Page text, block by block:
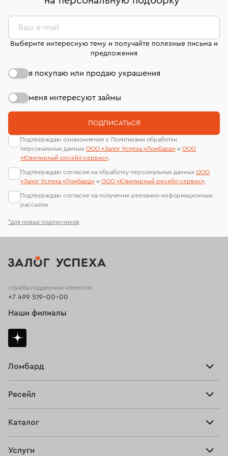
Система быстрых платежей (по QR-коду)
В кредит от Т-Банка (до 50 000 руб., на 3–6 мес.)
сертификаты МГУ и других геммологических
лабораторий
*для новых подписчиков
Ваш e-mail
Выберите интересную тему и получайте полезные письма и
предложения
я покупаю или продаю украшения
меня интересуют займы
ПОДПИСАТЬСЯ
Подтверждаю ознакомление с Политиками обработки
персональных данных ООО «Залог Успеха «Ломбард» и ООО
«Ювелирный ресейл-сервиc».
Подтверждаю согласия на обработку персональных данных ООО
«Залог Успеха «Ломбард» и ООО «Ювелирный ресейл-сервиc».
Подтверждаю согласие на получение рекламно-информационных
рассылок
Ломбард
Тарифы
Ресейл
Купить
Каталог
Услуги
служба поддержки клиентов:
+7 499 519-00-00
Наши филиалы